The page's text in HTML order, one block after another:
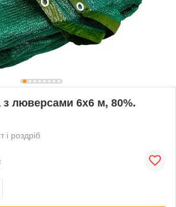
з люверсами 6х6 м, 80%.
і роздріб